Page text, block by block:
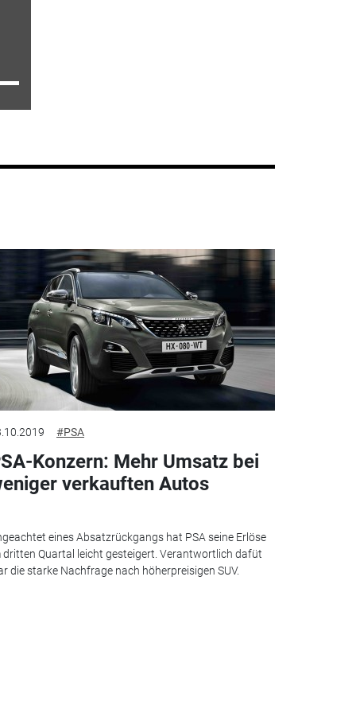
#PSA
Konzern: Mehr Umsatz bei
verkauften Autos
eines Absatzrückgangs hat PSA seine Erlöse
dritten Quartal leicht gesteigert. Verantwortlich dafüt
die starke Nachfrage nach höherpreisigen SUV.